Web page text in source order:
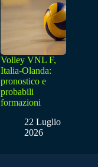
Volley VNL F,
Italia-Olanda:
pronostico e
probabili
formazioni
22 Luglio
2026